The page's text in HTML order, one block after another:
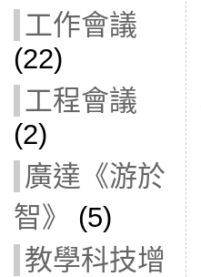
工作會議
(22)
工程會議
(2)
廣達《游於
智》
(5)
教學科技增